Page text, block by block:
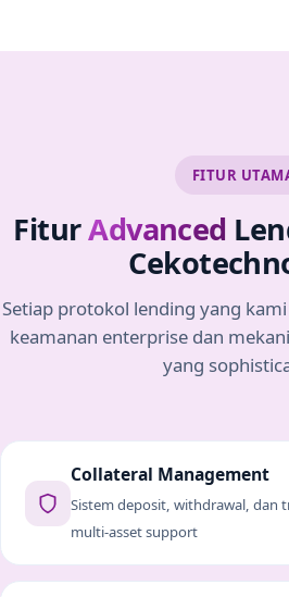
FITUR
FiturAdvanced
Setiap protokol lending yang
keamanan enterprise dan
yang
Collateral Management
Sistem deposit, withdrawal, dan
multi-asset support